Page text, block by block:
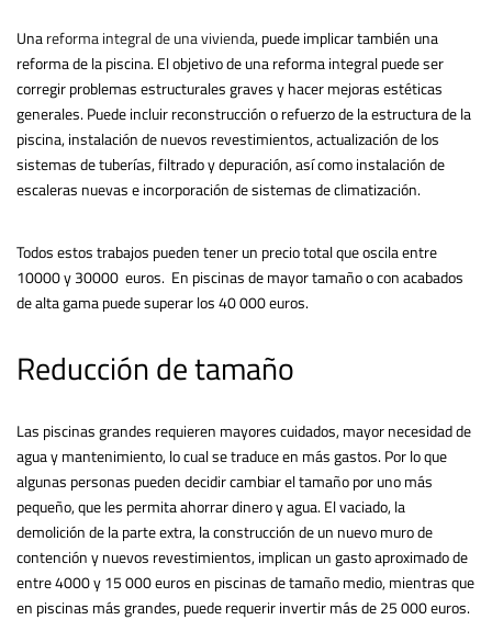
Unareforma integral de una vivienda, puede implicar también una
reforma de la piscina. El objetivo de una reforma integral puede ser
corregir problemas estructurales graves y hacer mejoras estéticas
generales. Puede incluir reconstrucción o refuerzo de la estructura de la
piscina, instalación de nuevos revestimientos, actualización de los
sistemas de tuberías, filtrado y depuración, así como instalación de
escaleras nuevas e incorporación de sistemas de climatización.
Todos estos trabajos pueden tener un precio total que oscila entre
10000 y 30000 euros. En piscinas de mayor tamaño o con acabados
de alta gama puede superar los 40 000 euros.
Reducción de tamaño
Las piscinas grandes requieren mayores cuidados, mayor necesidad de
agua y mantenimiento, lo cual se traduce en más gastos. Por lo que
algunas personas pueden decidir cambiar el tamaño por uno más
pequeño, que les permita ahorrar dinero y agua. El vaciado, la
demolición de la parte extra, la construcción de un nuevo muro de
contención y nuevos revestimientos, implican un gasto aproximado de
entre 4000 y 15 000 euros en piscinas de tamaño medio, mientras que
en piscinas más grandes, puede requerir invertir más de 25 000 euros.